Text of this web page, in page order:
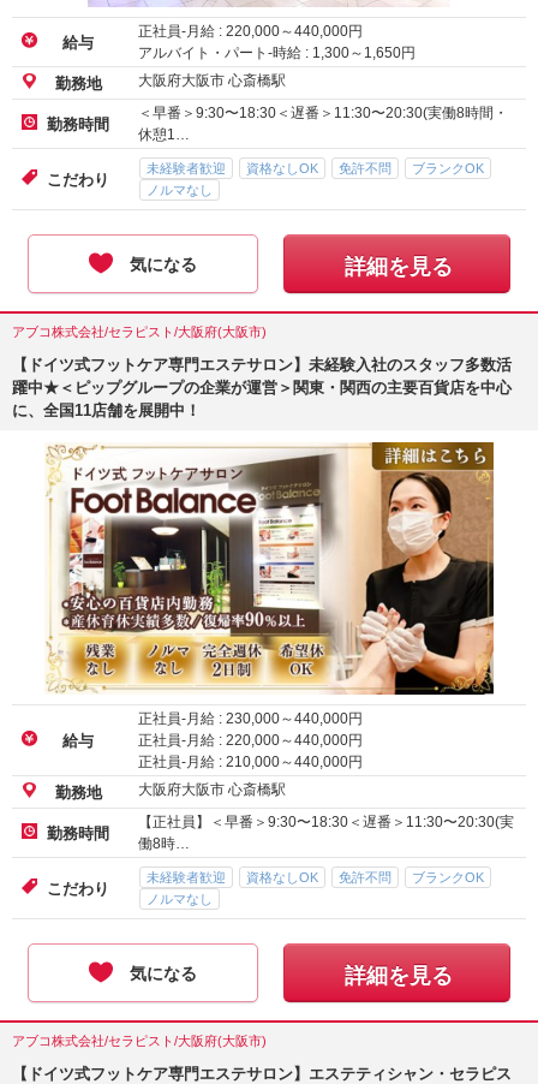
給与
正社員-月給 : 220,000～440,000円
アルバイト・パート-時給 : 1,300～ 1,650円
勤務地 大阪府大阪市 心斎橋駅
勤務時間
＜早番＞9:30〜18:30＜遅番＞11:30〜20:30(実働8時間・
休憩1…
こだわり
未経験者歓迎 資格なしOK 免許不問
ブランクOK
ノルマなし
気になる 詳細を見る
アブコ株式会社/セラピスト/大阪府(大阪市)
【ドイツ式フットケア専門エステサロン】未経験入社のスタッフ多数活
躍中★＜ピップグループの企業が運営＞関東・関西の主要百貨店を中心
に、全国11店舗を展開中！
給与
正社員-月給 : 230,000～440,000円
正社員-月給 : 220,000～440,000円
正社員-月給 : 210,000～440,000円
勤務地 大阪府大阪市 心斎橋駅
勤務時間
【正社員】＜早番＞9:30〜18:30＜遅番＞11:30〜20:30(実
働8時…
こだわり
未経験者歓迎 資格なしOK 免許不問
ブランクOK
ノルマなし
気になる 詳細を見る
アブコ株式会社/セラピスト/大阪府(大阪市)
【ドイツ式フットケア専門エステサロン】エステティシャン・セラピス